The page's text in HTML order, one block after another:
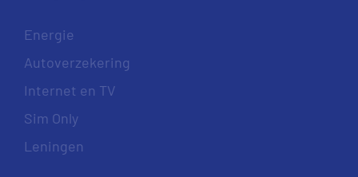
Energie
Autoverzekering
Internet en TV
Sim Only
Leningen